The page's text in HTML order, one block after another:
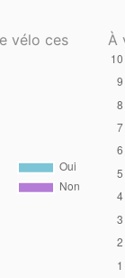
vélo ces
À